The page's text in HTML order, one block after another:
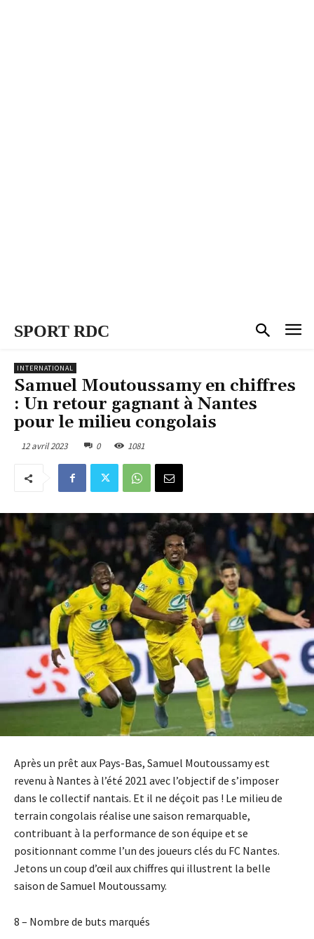
SPORT RDC
INTERNATIONAL
Samuel Moutoussamy en chiffres
: Un retour gagnant à Nantes
pour le milieu congolais
12 avril 2023 0 1081
Après un prêt aux Pays-Bas, Samuel Moutoussamy est
revenu à Nantes à l’été 2021 avec l’objectif de s’imposer
dans le collectif nantais. Et il ne déçoit pas ! Le milieu de
terrain congolais réalise une saison remarquable,
contribuant à la performance de son équipe et se
positionnant comme l’un des joueurs clés du FC Nantes.
Jetons un coup d’œil aux chiffres qui illustrent la belle
saison de Samuel Moutoussamy.
8 – Nombre de buts marqués